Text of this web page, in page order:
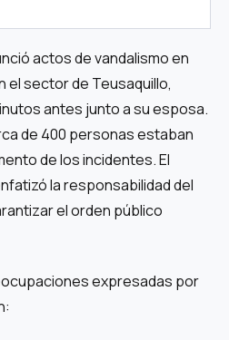
actos de vandalismo en
el sector de Teusaquillo,
antes junto a su esposa.
de 400 personas estaban
de los incidentes. El
la responsabilidad del
el orden público
expresadas por